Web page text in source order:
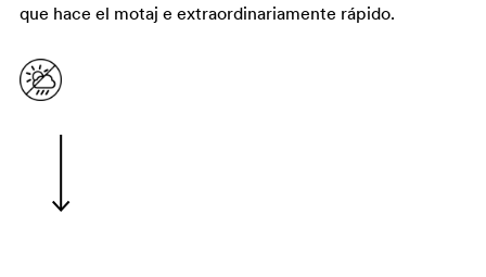
que hace el motaj e extraordinariamente rápido.